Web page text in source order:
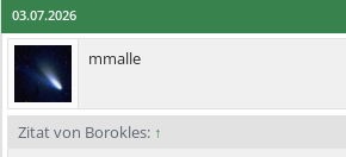
03.07.2026
mmalle
Zitat von Borokles: ↑